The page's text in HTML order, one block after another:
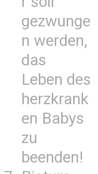
gezwunge
n werden,
das
Leben des
herzkrank
en Babys
zu
beenden!